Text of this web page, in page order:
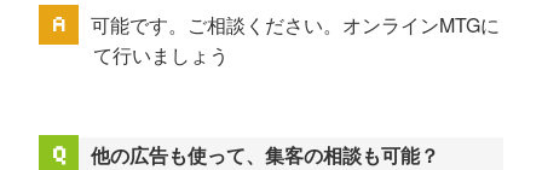
可能です。ご相談ください。オンラインMTGに
て行いましょう
他の広告も使って、集客の相談も可能？